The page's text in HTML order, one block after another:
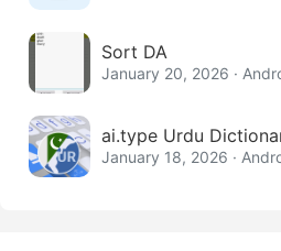
Sort DA
January 20, 2026 ·
ai.type Urdu
January 18, 2026 ·